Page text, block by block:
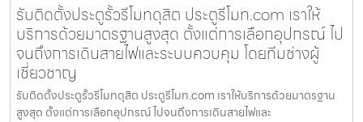
รับติดตั้งประตูรั้วรีโมทดุสิต ประตูรีโมท.com เราให้
บริการด้วยมาตรฐานสูงสุด ตั้งแต่การเลือกอุปกรณ์ ไป
จนถึงการเดินสายไฟและระบบควบคุม โดยทีมช่างผู้
เชี่ยวชาญ
รับติดตั้งประตูรั้วรีโมทดุสิต ประตูรีโมท.com เราให้บริการด้วยมาตรฐาน
สูงสุด ตั้งแต่การเลือกอุปกรณ์ ไปจนถึงการเดินสายไฟและ